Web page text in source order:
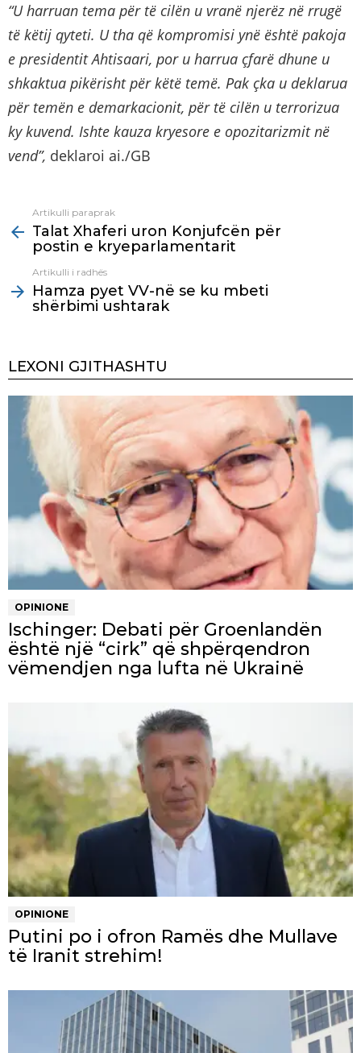
“U harruan tema për të cilën u vranë njerëz në rrugë
të këtij qyteti. U tha që kompromisi ynë është pakoja
e presidentit Ahtisaari, por u harrua çfarë dhune u
shkaktua pikërisht për këtë temë. Pak çka u deklarua
për temën e demarkacionit, për të cilën u terrorizua
ky kuvend. Ishte kauza kryesore e opozitarizmit në
vend”, deklaroi ai./GB
more
Artikulli paraprak
Talat Xhaferi uron Konjufcën për
postin e kryeparlamentarit
Artikulli i radhës
Hamza pyet VV-në se ku mbeti
shërbimi ushtarak
LEXONI GJITHASHTU
OPINIONE
Ischinger: Debati për Groenlandën
është një “cirk” që shpërqendron
vëmendjen nga lufta në Ukrainë
OPINIONE
Putini po i ofron Ramës dhe Mullave
të Iranit strehim!